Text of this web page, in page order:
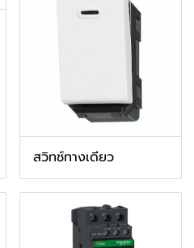
สวิทช์ทางเดียว